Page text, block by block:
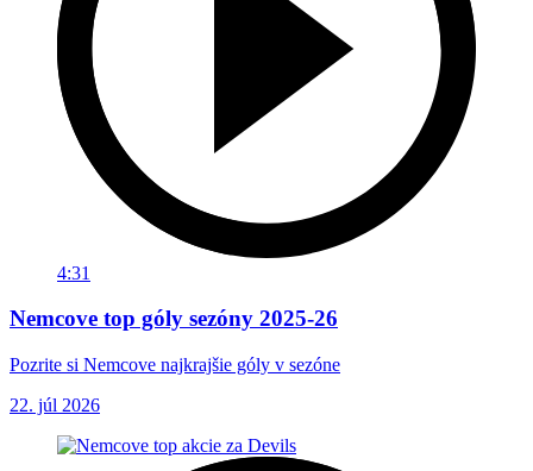
4:31
Nemcove top góly sezóny 2025-26
Pozrite si Nemcove najkrajšie góly v sezóne
22. júl 2026